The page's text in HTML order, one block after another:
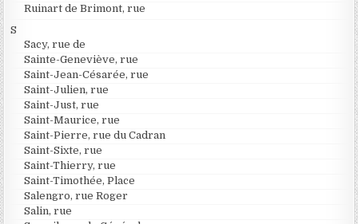
Ruinart de Brimont, rue
S
Sacy, rue de
Sainte-Geneviève, rue
Saint-Jean-Césarée, rue
Saint-Julien, rue
Saint-Just, rue
Saint-Maurice, rue
Saint-Pierre, rue du Cadran
Saint-Sixte, rue
Saint-Thierry, rue
Saint-Timothée, Place
Salengro, rue Roger
Salin, rue